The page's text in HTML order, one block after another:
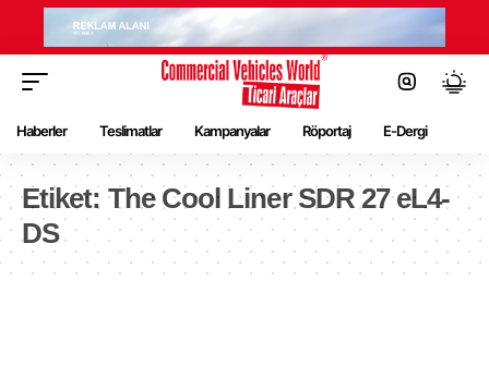
Haberler Teslimatlar Kampanyalar Röportaj E-Dergi
Etiket: The Cool Liner SDR 27 eL4-
DS